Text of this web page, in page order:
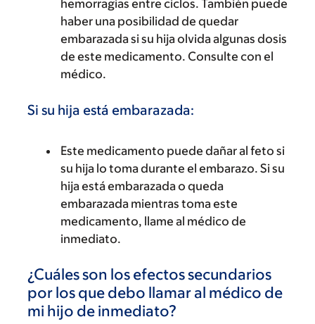
hemorragias entre ciclos. También puede
haber una posibilidad de quedar
embarazada si su hija olvida algunas dosis
de este medicamento. Consulte con el
médico.
Si su hija está embarazada:
Este medicamento puede dañar al feto si
su hija lo toma durante el embarazo. Si su
hija está embarazada o queda
embarazada mientras toma este
medicamento, llame al médico de
inmediato.
¿Cuáles son los efectos secundarios
por los que debo llamar al médico de
mi hijo de inmediato?